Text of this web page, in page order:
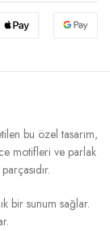
bu özel tasarım,
motifleri ve parlak
bir sunum sağlar.